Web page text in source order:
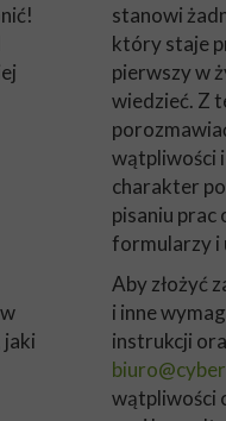
jaki
stanowi
który staje
pierwszy w
wiedzieć. Z
wątpliwości
charakter
pisaniu prac
formularzy i
Aby złożyć
i inne
instrukcji
wątpliwości